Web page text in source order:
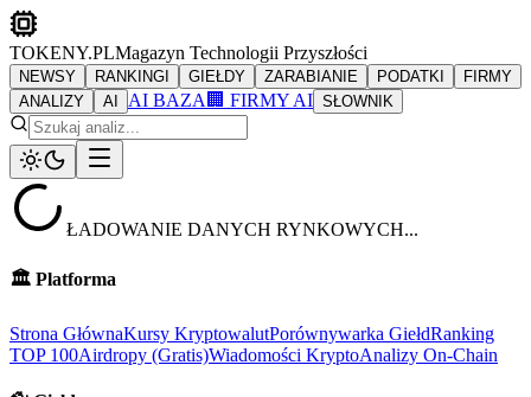
TOKENY.PLMagazyn Technologii Przyszłości
NEWSY RANKINGI GIEŁDY ZARABIANIE PODATKI
FIRMY
ANALIZY
AI AI BAZA 🏢 FIRMY AI SŁOWNIK
ŁADOWANIE DANYCH RYNKOWYCH...
🏛️ Platforma
Strona GłównaKursy KryptowalutPorównywarka GiełdRanking
TOP 100Airdropy (Gratis)Wiadomości KryptoAnalizy On-Chain